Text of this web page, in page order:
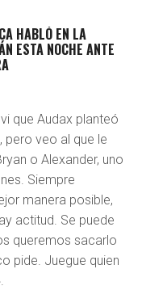
HABLÓ EN LA
ESTA NOCHE ANTE
que Audax planteó
pero veo al que le
o Alexander, uno
Siempre
manera posible,
actitud. Se puede
queremos sacarlo
pide. Juegue quien